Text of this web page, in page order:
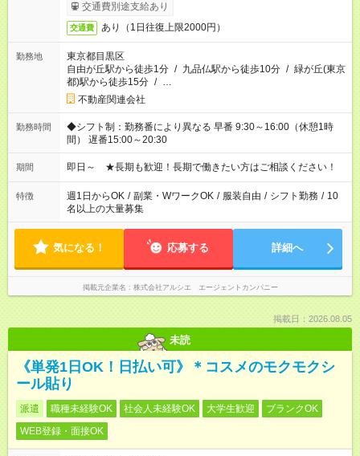
交通費別途支給あり
交通費 あり（1日往復上限2000円）
勤務地
東京都目黒区
自由が丘駅から徒歩1分 / 九品仏駅から徒歩10分 / 緑が丘(東京
都)駅から徒歩15分 / …
不動産関連会社
勤務時間
◆シフト制：勤務番により異なる 早番 9:30～16:00（休憩1時
間） 遅番15:00～20:30
期間 即日～ ★長期も歓迎！長期で働きたい方はご相談ください！
特徴 週1日からOK / 副業・WワークOK / 服装自由 / シフト勤務 / 10
名以上の大量募集
気になる！ 応募する 詳細へ
掲載元企業名 株式会社アルシエ エージェントカンパニー
掲載日：2026.08.05
未読
《単発1日OK！日払い可》＊コスメのモクモクシ
ール貼り
派遣 職種未経験OK 社会人未経験OK 大学生歓迎
ブランクOK
WEB登録・面接OK